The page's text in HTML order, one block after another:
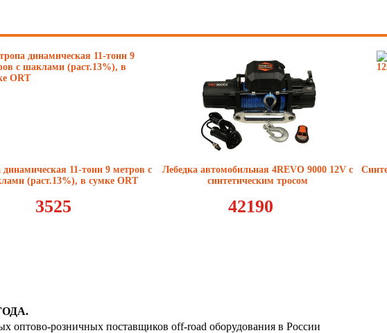
11-тонн 9 метров с
(раст.13%), в сумке ORT
3525
Лебедка автомобильная 4REVO 9000 12V с
синтетическим тросом
42190
оптово-розничных поставщиков off-road оборудования в России